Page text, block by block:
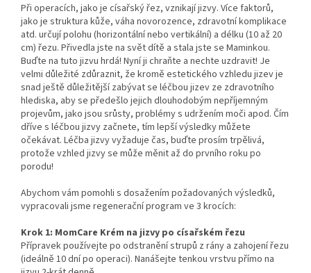
Při operacích, jako je císařský řez, vznikají jizvy. Více faktorů,
jako je struktura kůže, váha novorozence, zdravotní komplikace
atd. určují polohu (horizontální nebo vertikální) a délku (10 až 20
cm) řezu. Přivedla jste na svět dítě a stala jste se Maminkou.
Buďte na tuto jizvu hrdá! Nyní ji chraňte a nechte uzdravit! Je
velmi důležité zdůraznit, že kromě estetického vzhledu jizev je
snad ještě důležitější zabývat se léčbou jizev ze zdravotního
hlediska, aby se předešlo jejich dlouhodobým nepříjemným
projevům, jako jsou srůsty, problémy s udržením moči apod. Čím
dříve s léčbou jizvy začnete, tím lepší výsledky můžete
očekávat. Léčba jizvy vyžaduje čas, buďte prosím trpělivá,
protože vzhled jizvy se může měnit až do prvního roku po
porodu!
Abychom vám pomohli s dosažením požadovaných výsledků,
vypracovali jsme regenerační program ve 3 krocích:
Krok 1: MomCare Krém na jizvy po císařském řezu
Přípravek používejte po odstranění strupů z rány a zahojení řezu
(ideálně 10 dní po operaci). Nanášejte tenkou vrstvu přímo na